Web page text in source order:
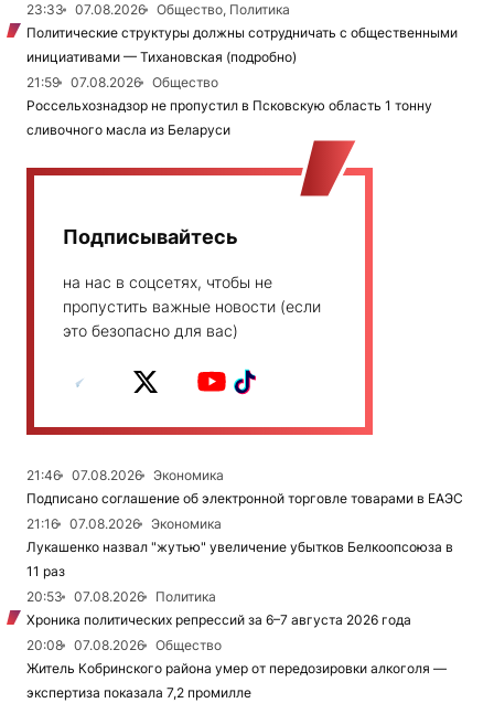
23:33
07.08.2026
Общество, Политика
Политические структуры должны сотрудничать с общественными
инициативами — Тихановская (подробно)
21:59
07.08.2026
Общество
Россельхознадзор не пропустил в Псковскую область 1 тонну
сливочного масла из Беларуси
Подписывайтесь
на нас в соцсетях, чтобы не
пропустить важные новости (если
это безопасно для вас)
21:46 07.08.2026
Экономика
Подписано соглашение об электронной торговле товарами в ЕАЭС
21:16
07.08.2026
Экономика
Лукашенко назвал "жутью" увеличение убытков Белкоопсоюза в
11 раз
20:53
07.08.2026
Политика
Хроника политических репрессий за 6–7 августа 2026 года
20:08
07.08.2026
Общество
Житель Кобринского района умер от передозировки алкоголя —
экспертиза показала 7,2 промилле